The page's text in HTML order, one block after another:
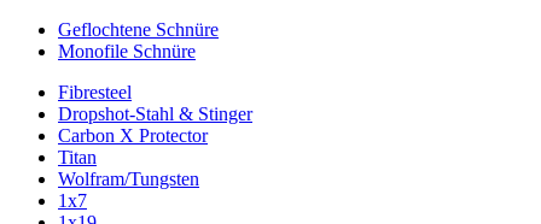
Geflochtene Schnüre
Monofile Schnüre
Fibresteel
Dropshot-Stahl & Stinger
Carbon X Protector
Titan
Wolfram/Tungsten
1x7